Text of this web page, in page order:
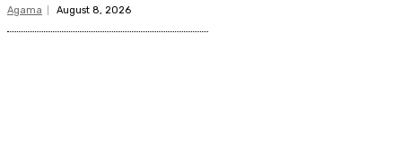
Agama August 8, 2026